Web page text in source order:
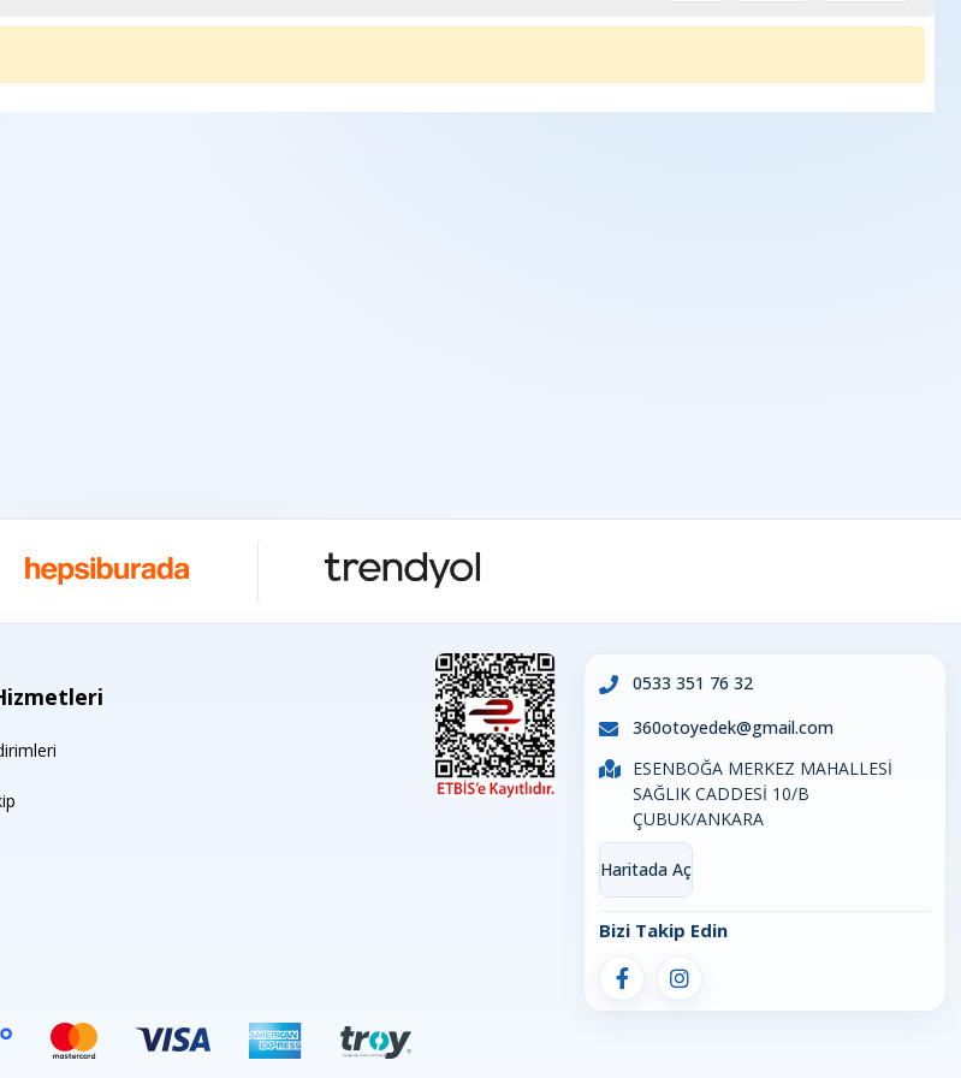
0533 351 76 32
360otoyedek@gmail.com
ESENBOĞA MERKEZ MAHALLESİ
SAĞLIK CADDESİ 10/B
ÇUBUK/ANKARA
Haritada Aç
Bizi Takip Edin